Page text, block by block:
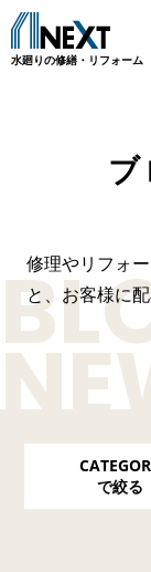
水廻りの修繕・リフォーム
修理やリフォ
と、 お客様に
で絞る